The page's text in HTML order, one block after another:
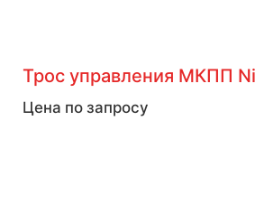
Трос управления МКПП
Цена по запросу